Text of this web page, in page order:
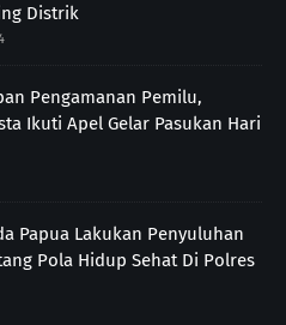
Distrik
Pengamanan Pemilu,
Ikuti Apel Gelar Pasukan Hari
Papua Lakukan Penyuluhan
Pola Hidup Sehat Di Polres